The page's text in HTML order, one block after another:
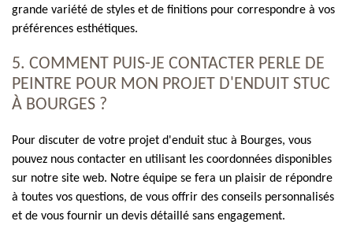
grande variété de styles et de finitions pour correspondre à vos
préférences esthétiques.
5. COMMENT PUIS-JE CONTACTER PERLE DE
PEINTRE POUR MON PROJET D'ENDUIT STUC
À BOURGES ?
Pour discuter de votre projet d'enduit stuc à Bourges, vous
pouvez nous contacter en utilisant les coordonnées disponibles
sur notre site web. Notre équipe se fera un plaisir de répondre
à toutes vos questions, de vous offrir des conseils personnalisés
et de vous fournir un devis détaillé sans engagement.